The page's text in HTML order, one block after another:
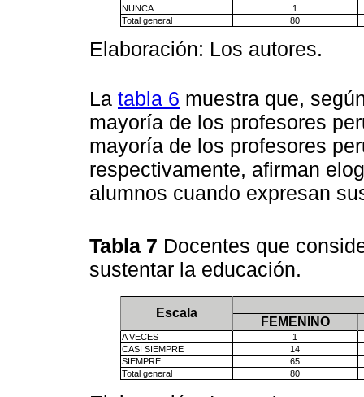
NUNCA
1
Total general
80
Elaboración: Los autores.
La tabla 6 muestra que,
mayoría de los profesores
mayoría de los profesores
respectivamente, afirman
alumnos cuando expresan
Tabla 7 Docentes que
sustentar la educación.
Escala
FEMENINO
A VECES
1
CASI SIEMPRE
14
SIEMPRE
65
Total general
80